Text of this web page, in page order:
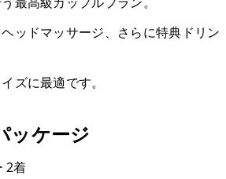
ッドマッサージ、さらに特典ドリン
ズに最適です。
ッケージ
2着